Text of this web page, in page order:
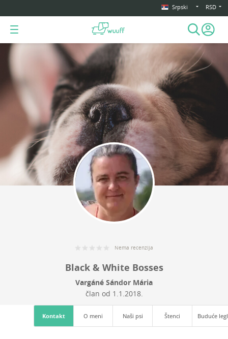
Srpski RSD
Nema recenzija
Black & White Bosses
Vargáné Sándor Mária
član od 1.1.2018.
Kontakt O meni Naši psi Štenci Buduće